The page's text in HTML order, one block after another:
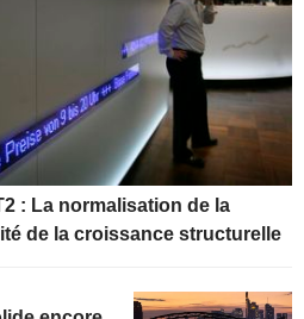
: La normalisation de la
de la croissance structurelle